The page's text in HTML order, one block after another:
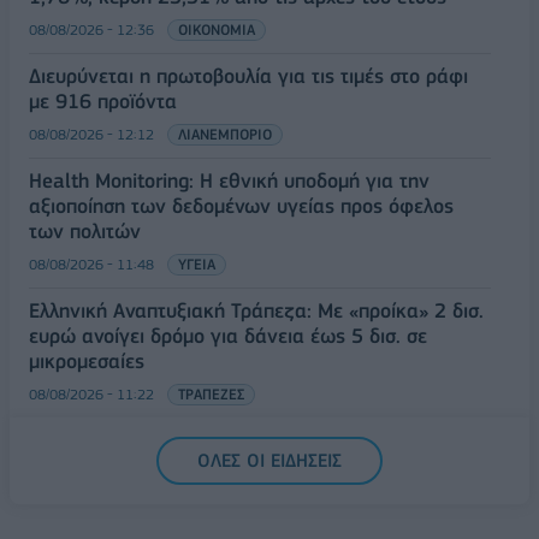
08/08/2026 - 12:36 ΟΙΚΟΝΟΜΙΑ
Διευρύνεται η πρωτοβουλία για τις τιμές στο ράφι
με 916 προϊόντα
08/08/2026 - 12:12 ΛΙΑΝΕΜΠΟΡΙΟ
Health Monitoring: Η εθνική υποδομή για την
αξιοποίηση των δεδομένων υγείας προς όφελος
των πολιτών
08/08/2026 - 11:48 ΥΓΕΙΑ
Ελληνική Αναπτυξιακή Τράπεζα: Με «προίκα» 2 δισ.
ευρώ ανοίγει δρόμο για δάνεια έως 5 δισ. σε
μικρομεσαίες
08/08/2026 - 11:22 ΤΡΑΠΕΖΕΣ
5G παντού, 6G στον ορίζοντα: Πού βρίσκεται η
Ελλάδα στη μεγάλη τεχνολογική μετάβαση
ΟΛΕΣ ΟΙ ΕΙΔΗΣΕΙΣ